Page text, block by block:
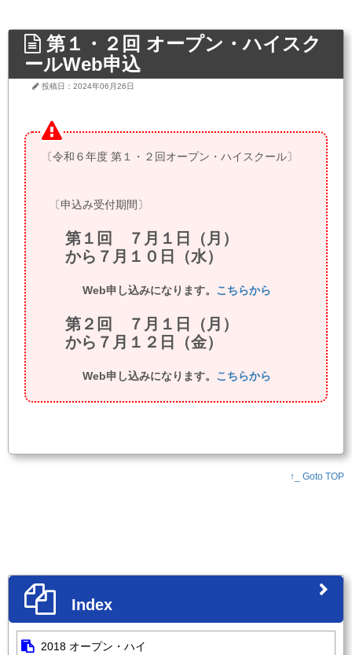
第１・２回 オープン・ハイスク
ールWeb申込
投稿日：2024年06月26日
〔令和６年度 第１・２回オープン・ハイスクール〕
〔申込み受付期間〕
第１回 ７月１日（月）
から７月１０日（水）
Web申し込みになります。 こちらから
第２回 ７月１日（月）
から７月１２日（金）
Web申し込みになります。 こちらから
↑_ Goto TOP
Index
2018 オープン・ハイ